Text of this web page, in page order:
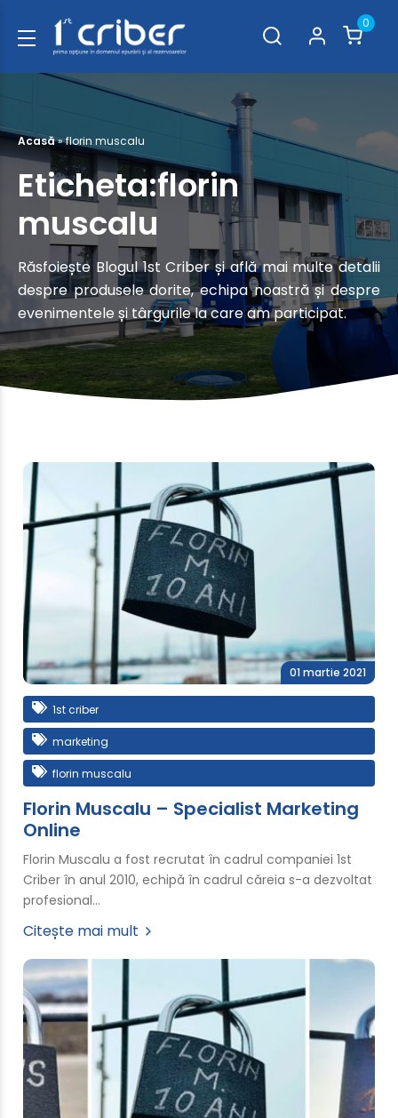
0
Acasă»florin muscalu
Eticheta:florin
muscalu
Răsfoiește Blogul 1st Criber și află mai multe detalii
despre produsele dorite, echipa noastră și despre
evenimentele și târgurile la care am participat.
01 martie 2021
1st criber
marketing
florin muscalu
Florin Muscalu – Specialist Marketing
Online
Florin Muscalu a fost recrutat în cadrul companiei 1st
Criber în anul 2010, echipă în cadrul căreia s-a dezvoltat
profesional…
Citește mai mult